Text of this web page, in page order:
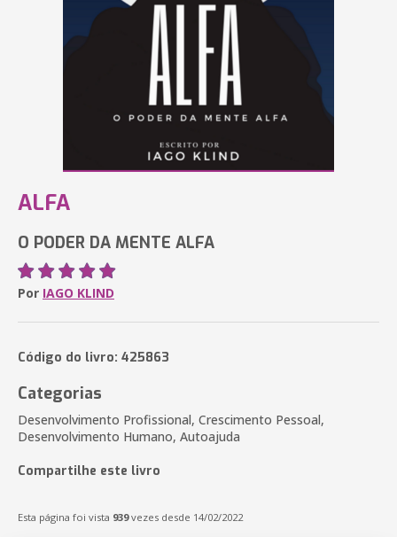
ALFA
O PODER DA MENTE ALFA
Por IAGO KLIND
Código do livro: 425863
Categorias
Desenvolvimento Profissional, Crescimento Pessoal,
Desenvolvimento Humano, Autoajuda
Compartilhe este livro
Esta página foi vista 939vezes desde 14/02/2022